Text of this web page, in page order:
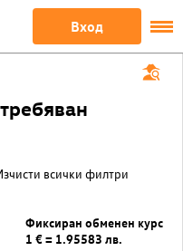
Вход
всички филтри
Фиксиран обменен курс
1 € = 1.95583 лв.